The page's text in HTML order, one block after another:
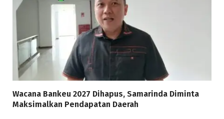
Wacana Bankeu 2027 Dihapus, Samarinda Diminta
Maksimalkan Pendapatan Daerah